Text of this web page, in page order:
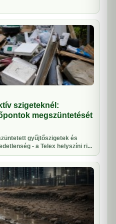
szigeteknél:
megszüntetését
gyűjtőszigetek és
- a Telex helyszíni ri...